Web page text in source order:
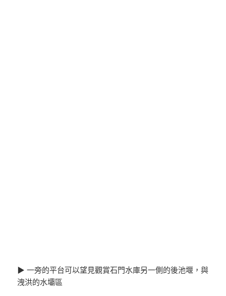
▶ 一旁的平台可以望見觀賞石門水庫另一側的後池堰，與
洩洪的水壩區